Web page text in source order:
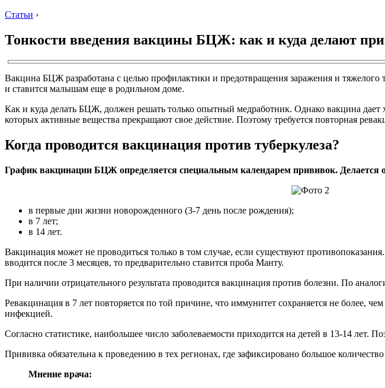
Статьи ›
Тонкости введения вакцины БЦЖ: как и куда делают
Вакцина БЦЖ разработана с целью профилактики и предотвращения заражения и тяжелого
и ставится малышам еще в родильном доме.
Как и куда делать БЦЖ, должен решать только опытный медработник. Однако вакцина
которых активные вещества прекращают свое действие. Поэтому требуется повторная
Когда проводится вакцинация против туберкулеза?
График вакцинации БЦЖ определяется специальным календарем прививок. Делается
в первые дни жизни новорожденного (3-7 день после рождения);
в 7 лет;
в 14 лет.
Вакцинация может не проводиться только в том случае, если существуют
вводится после 3 месяцев, то предварительно ставится проба Манту.
При наличии отрицательного результата проводится вакцинация против болезни. По
Ревакцинация в 7 лет повторяется по той причине, что иммунитет сохраняется не более,
инфекцией.
Согласно статистике, наибольшее число заболеваемости приходится на детей в 13-14 лет.
Прививка обязательна к проведению в тех регионах, где зафиксировано большое
Мнение врача: